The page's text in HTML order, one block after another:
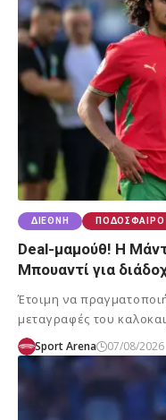
ΔΙΕΘΝΉ ΠΟΔΌΣΦΑΙΡΟ
Deal-μαμούθ! Η
Μπουαντί για
Έτοιμη να
μεταγραφές του
Sport Arena 07/08/2026